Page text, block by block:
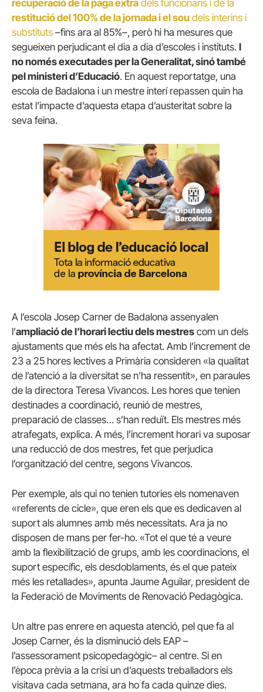
recuperació de la paga extra dels funcionaris i de la
restitució del 100% de la jornada i el sou dels interins i
substituts –fins ara al 85%–, però hi ha mesures que
segueixen perjudicant el dia a dia d’escoles i instituts. I
no només executades per la Generalitat, sinó també
pel ministeri d’Educació. En aquest reportatge, una
escola de Badalona i un mestre interí repassen quin ha
estat l’impacte d’aquesta etapa d’austeritat sobre la
seva feina.
A l’escola Josep Carner de Badalona assenyalen
l’ampliació de l’horari lectiu dels mestres com un dels
ajustaments que més els ha afectat. Amb l’increment de
23 a 25 hores lectives a Primària consideren «la qualitat
de l’atenció a la diversitat se n’ha ressentit», en paraules
de la directora Teresa Vivancos. Les hores que tenien
destinades a coordinació, reunió de mestres,
preparació de classes… s’han reduït. Els mestres més
atrafegats, explica. A més, l’increment horari va suposar
una reducció de dos mestres, fet que perjudica
l’organització del centre, segons Vivancos.
Per exemple, als qui no tenien tutories els nomenaven
«referents de cicle», que eren els que es dedicaven al
suport als alumnes amb més necessitats. Ara ja no
disposen de mans per fer-ho. «Tot el que té a veure
amb la flexibilització de grups, amb les coordinacions, el
suport específic, els desdoblaments, és el que pateix
més les retallades», apunta Jaume Aguilar, president de
la Federació de Moviments de Renovació Pedagògica.
Un altre pas enrere en aquesta atenció, pel que fa al
Josep Carner, és la disminució dels EAP –
l’assessorament psicopedagògic– al centre. Si en
l’època prèvia a la crisi un d’aquests treballadors els
visitava cada setmana, ara ho fa cada quinze dies.